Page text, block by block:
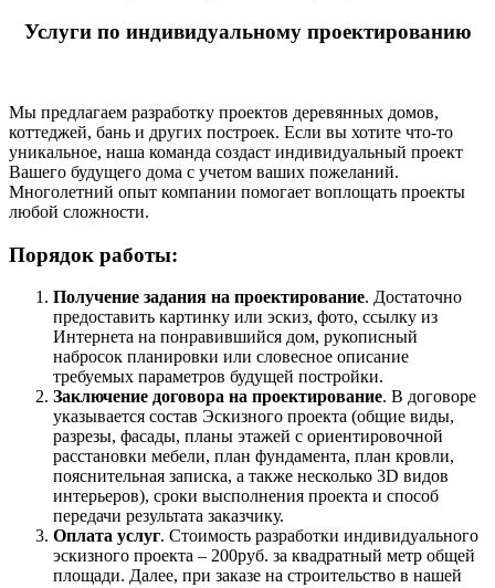
Услуги по индивидуальному проектированию
Мы предлагаем разработку проектов деревянных домов,
коттеджей, бань и других построек. Если вы хотите что-то
уникальное, наша команда создаст индивидуальный проект
Вашего будущего дома с учетом ваших пожеланий.
Многолетний опыт компании помогает воплощать проекты
любой сложности.
Порядок работы:
Получение задания на проектирование. Достаточно
предоставить картинку или эскиз, фото, ссылку из
Интернета на понравившийся дом, рукописный
набросок планировки или словесное описание
требуемых параметров будущей постройки.
Заключение договора на проектирование. В договоре
указывается состав Эскизного проекта (общие виды,
разрезы, фасады, планы этажей с ориентировочной
расстановки мебели, план фундамента, план кровли,
пояснительная записка, а также несколько 3D видов
интерьеров), сроки высполнения проекта и способ
передачи результата заказчику.
Оплата услуг. Стоимость разработки индивидуального
эскизного проекта – 200руб. за квадратный метр общей
площади. Далее, при заказе на строительство в нашей